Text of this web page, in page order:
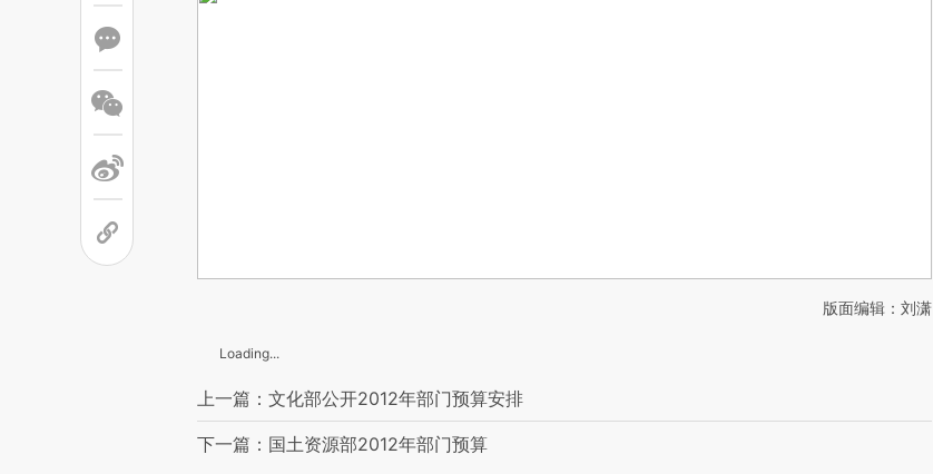
版面编辑：刘潇
Loading...
上一篇：文化部公开2012年部门预算安排
下一篇：国土资源部2012年部门预算